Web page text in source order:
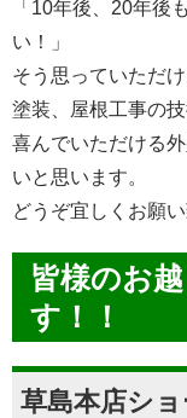
「10年後、20年後
い！」
そう思っていただ
塗装、屋根工事の
喜んでいただける
いと思います。
どうぞ宜しくお願い
皆様のお
す！！
草島本店シ